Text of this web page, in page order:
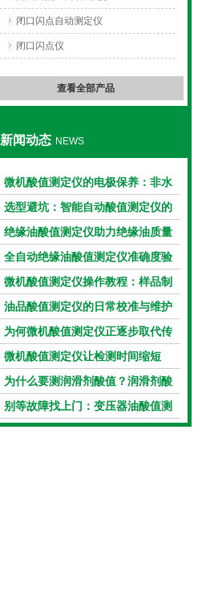
闭口闪点自动测定仪
闭口闪点仪
查看全部产品
新闻动态 NEWS
微机酸值测定仪的电极保养：非水
电极的清洗与活化方法
选型避坑：智能自动酸值测定仪的
加热功率与萃取时间关系
绝缘油酸值测定仪助力绝缘油质量
把控，降低设备故障
全自动绝缘油酸值测定仪准确度验
证：标准物质标定步骤
微机酸值测定仪操作教程：样品制
备、参数设置与结果解读
油品酸值测定仪的日常校准与维护
流程
为何微机酸值测定仪正逐步取代传
统手动滴定法？
微机酸值测定仪让检测时间缩短
50%
为什么要测润滑剂酸值？润滑剂酸
值测定法告诉你答案
别等故障找上门：变压器油酸值测
试仪的预警功能